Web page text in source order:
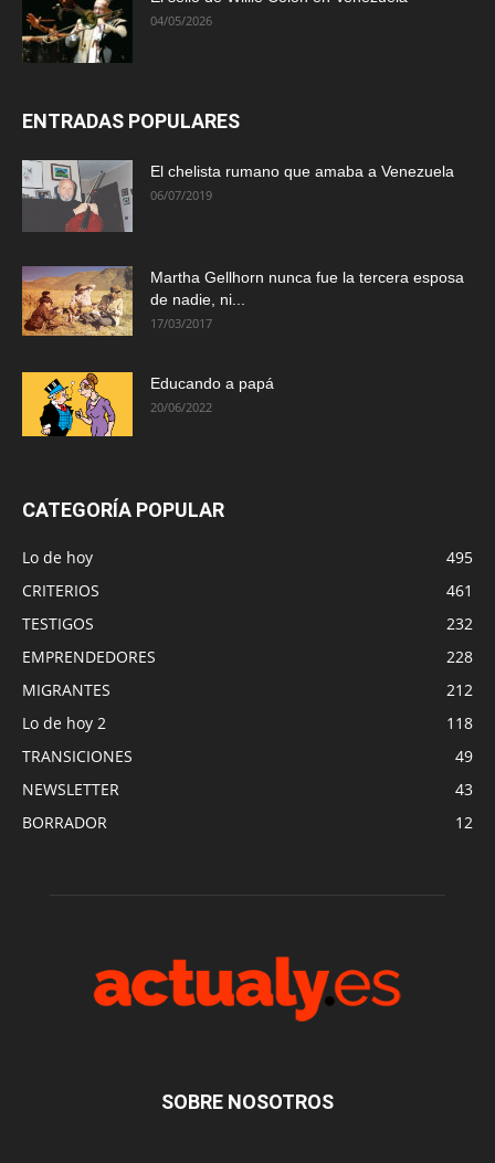
04/05/2026
ENTRADAS POPULARES
El chelista rumano que amaba a Venezuela
06/07/2019
Martha Gellhorn nunca fue la tercera esposa
de nadie, ni...
17/03/2017
Educando a papá
20/06/2022
CATEGORÍA POPULAR
Lo de hoy
495
CRITERIOS
461
TESTIGOS
232
EMPRENDEDORES
228
MIGRANTES
212
Lo de hoy 2
118
TRANSICIONES
49
NEWSLETTER
43
BORRADOR
12
SOBRE NOSOTROS